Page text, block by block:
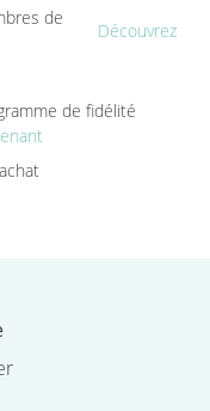
de
Découvrez
de fidélité